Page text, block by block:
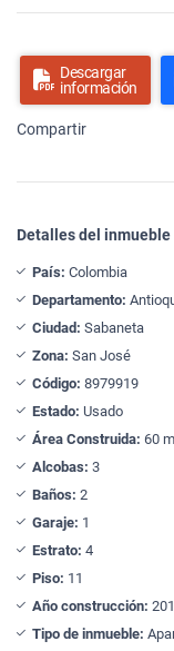
Descargar
información
Compartir
Detalles del inmueble
País: Colombia
Departamento:
Ciudad: Sabaneta
Zona: San José
Código: 8979919
Estado: Usado
Área Construida: 60
Alcobas: 3
Baños: 2
Garaje: 1
Estrato: 4
Piso: 11
Año construcción:
Tipo de inmueble: